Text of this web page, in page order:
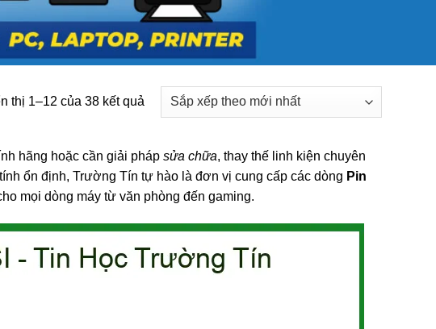
thị 1–12 của 38 kết quảĐã
sắp
theo
mới
nhất
hãng hoặc cần giải pháp sửa chữa, thay thế linh kiện chuyên
ổn định, Trường Tín tự hào là đơn vị cung cấp các dòng Pin
mọi dòng máy từ văn phòng đến gaming.